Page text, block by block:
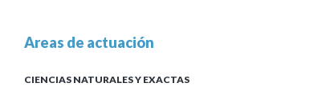
Areas de actuación
CIENCIAS NATURALES Y EXACTAS